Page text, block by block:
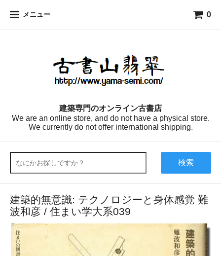
メニュー 0
建築専門のオンライン古書店
We are an online store, and do not have a physical store.
We currently do not offer international shipping.
検索
建築的無意識: テクノロジーと身体感覚 難
波和彦 / 住まい学大系039